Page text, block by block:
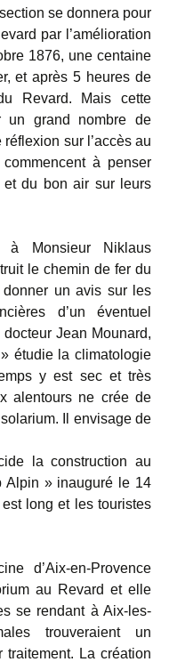
se donnera pour
par l’amélioration
1876, une centaine
et après 5 heures de
Revard. Mais cette
un grand nombre de
sur l’accès au
à penser
et du bon air sur leurs
à Monsieur Niklaus
le chemin de fer du
un avis sur les
d’un éventuel
Jean Mounard,
étudie la climatologie
y est sec et très
alentours ne crée de
solarium. Il envisage de
la construction au
Alpin » inauguré le 14
long et les touristes
d’Aix-en-Provence
au Revard et elle
se rendant à Aix-les-
trouveraient un
La création